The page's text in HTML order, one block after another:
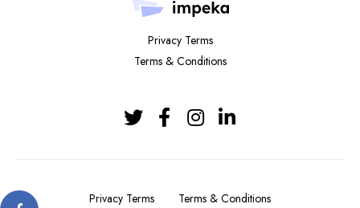
Privacy Terms
Terms & Conditions
Privacy Terms Terms & Conditions